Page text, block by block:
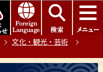
文へ移動
文化・観光・芸術